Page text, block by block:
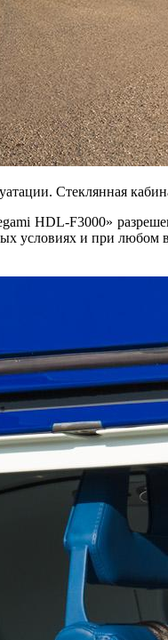
Стеклянная
HDL-F3000»
условиях и при